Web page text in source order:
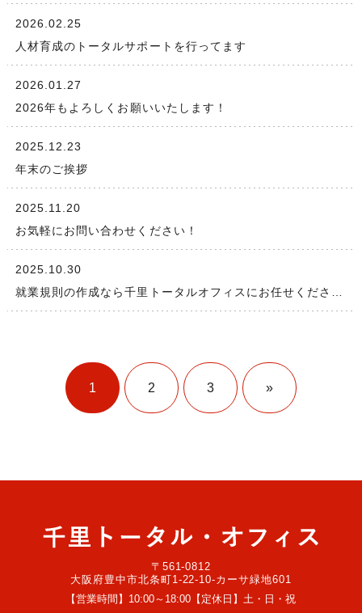
2026.02.25
人材育成のトータルサポートを行ってます
2026.01.27
2026年もよろしくお願いいたします！
2025.12.23
年末のご挨拶
2025.11.20
お気軽にお問い合わせください！
2025.10.30
1 2 3 »
〒561-0812
大阪府豊中市北条町1-22-10-カーサ緑地601
【営業時間】10:00～18:00【定休日】土・日・祝